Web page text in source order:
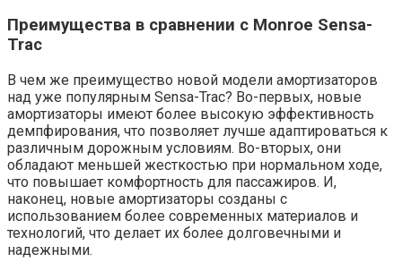
Преимущества в сравнении с Monroe Sensa-
Trac
В чем же преимущество новой модели амортизаторов
над уже популярным Sensa-Trac? Во-первых, новые
амортизаторы имеют более высокую эффективность
демпфирования, что позволяет лучше адаптироваться к
различным дорожным условиям. Во-вторых, они
обладают меньшей жесткостью при нормальном ходе,
что повышает комфортность для пассажиров. И,
наконец, новые амортизаторы созданы с
использованием более современных материалов и
технологий, что делает их более долговечными и
надежными.